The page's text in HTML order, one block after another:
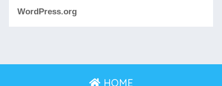
WordPress.org
HOME